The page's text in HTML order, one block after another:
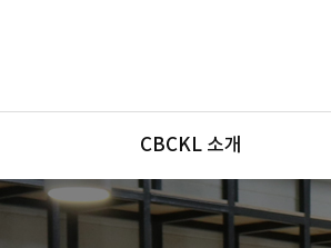
메뉴
CBCKL 소개